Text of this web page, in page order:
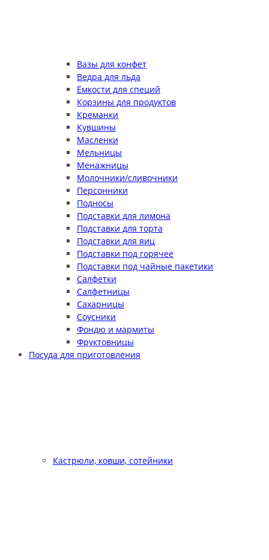
Вазы для конфет
Ведра для льда
Ёмкости для специй
Корзины для продуктов
Креманки
Кувшины
Масленки
Мельницы
Менажницы
Молочники/сливочники
Персонники
Подносы
Подставки для лимона
Подставки для торта
Подставки для яиц
Подставки под горячее
Подставки под чайные пакетики
Салфетки
Салфетницы
Сахарницы
Соусники
Фондю и мармиты
Фруктовницы
Посуда для приготовления
Кастрюли, ковши, сотейники